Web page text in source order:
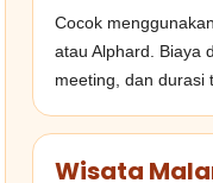
Cocok
atau Alphard. Biaya
meeting, dan durasi
Wisata